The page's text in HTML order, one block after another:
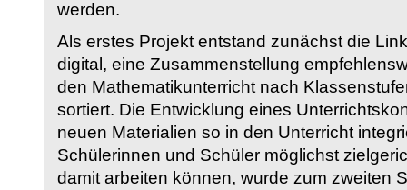
werden.
Als erstes Projekt entstand zunächst die
digital, eine Zusammenstellung
den Mathematikunterricht nach
sortiert. Die Entwicklung eines
neuen Materialien so in den Unterricht
Schülerinnen und Schüler möglichst
damit arbeiten können, wurde zum zweiten